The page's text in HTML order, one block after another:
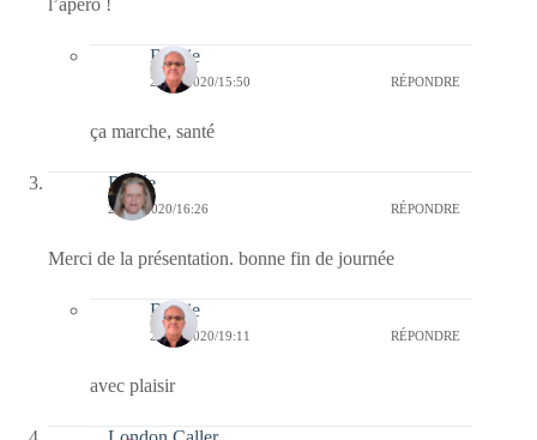
Bernie
24/07/2020/15:50 RÉPONDRE
ça marche, santé
Renée
23/07/2020/16:26 RÉPONDRE
Merci de la présentation. bonne fin de journée
Bernie
23/07/2020/19:11 RÉPONDRE
avec plaisir